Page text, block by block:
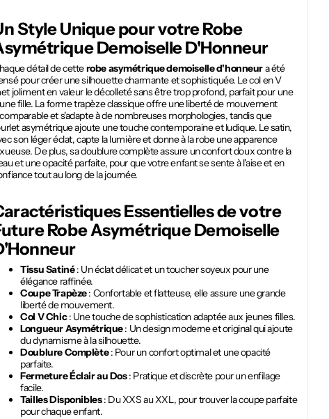
Style Unique pour votreRobe
Demoiselle D'Honneur
détail de cetterobe asymétrique demoiselle d'honneura été
pour créer une silhouette charmante et sophistiquée. Le col en V
joliment en valeur le décolleté sans être trop profond, parfait pour une
fille. La forme trapèze classique offre une liberté de mouvement
et s'adapte à de nombreuses morphologies, tandis que
asymétrique ajoute une touche contemporaine et ludique. Le satin,
son léger éclat, capte la lumière et donne à la robe une apparence
De plus, sa doublure complète assure un confort doux contre la
et une opacité parfaite, pour que votre enfant se sente à l'aise et en
tout au long de la journée.
Essentielles de votre
Robe Asymétrique Demoiselle
Tissu Satiné: Un éclat délicat et un toucher soyeux pour une
élégance raffinée.
Coupe Trapèze: Confortable et flatteuse, elle assure une grande
liberté de mouvement.
Col V Chic: Une touche de sophistication adaptée aux jeunes filles.
Longueur Asymétrique: Un design moderne et original qui ajoute
du dynamisme à la silhouette.
Doublure Complète: Pour un confort optimal et une opacité
parfaite.
Fermeture Éclair au Dos: Pratique et discrète pour un enfilage
facile.
Tailles Disponibles: Du XXS au XXL, pour trouver la coupe parfaite
pour chaque enfant.